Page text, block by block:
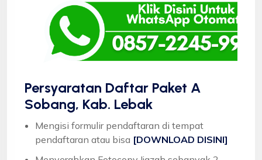
Persyaratan Daftar Paket A
Sobang, Kab. Lebak
Mengisi formulir pendaftaran di tempat
pendaftaran atau bisa [DOWNLOAD DISINI]